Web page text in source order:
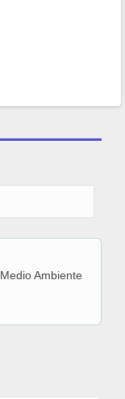
Medio Ambiente